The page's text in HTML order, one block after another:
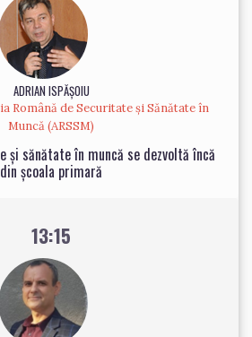
ADRIAN ISPĂȘOIU
Română de Securitate și Sănătate în
Muncă (ARSSM)
și sănătate în muncă se dezvoltă încă
din școala primară
13:15